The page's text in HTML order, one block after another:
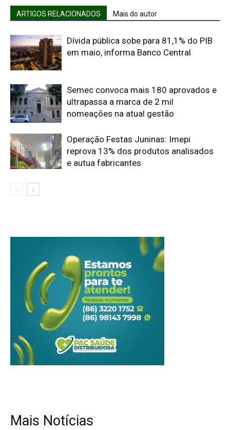
ARTIGOS RELACIONADOS Mais do autor
Dívida pública sobe para 81,1% do PIB
em maio, informa Banco Central
Semec convoca mais 180 aprovados e
ultrapassa a marca de 2 mil
nomeações na atual gestão
Operação Festas Juninas: Imepi
reprova 13% dos produtos analisados
e autua fabricantes
Mais Notícias